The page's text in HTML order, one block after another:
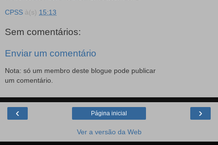
CPSS à(s) 15:13
Sem comentários:
Enviar um comentário
Nota: só um membro deste blogue pode publicar
um comentário.
‹ ›
Página inicial
Ver a versão da Web